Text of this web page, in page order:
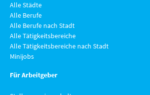
Alle Städte
Alle Berufe
Alle Berufe nach Stadt
Alle Tätigkeitsbereiche
Alle Tätigkeitsbereiche nach Stadt
Minijobs
Für Arbeitgeber